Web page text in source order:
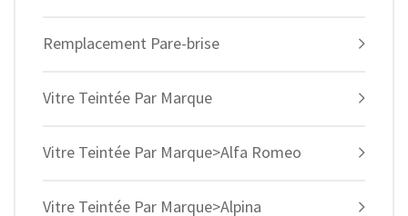
Remplacement Pare-brise
Vitre Teintée Par Marque
Vitre Teintée Par Marque>Alfa Romeo
Vitre Teintée Par Marque>Alpina